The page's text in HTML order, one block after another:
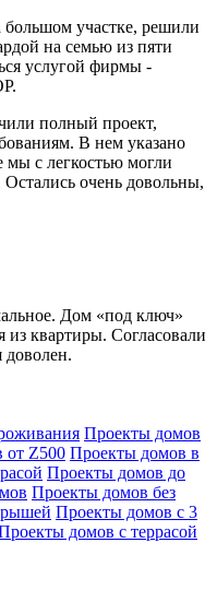
участке, решили
на семью из пяти
услугой фирмы -
полный проект,
В нем указано
мы с легкостью могли
Остались очень довольны,
Дом «под ключ»
из квартиры. Согласовали
доволен.
Проекты домов
от Z500 Проекты домов в
Проекты домов до
Проекты домов без
Проекты домов с 3
домов с террасой